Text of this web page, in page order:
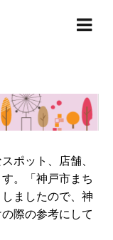
ポット、店舗、
。「神戸市まち
ましたので、神
際の参考にして